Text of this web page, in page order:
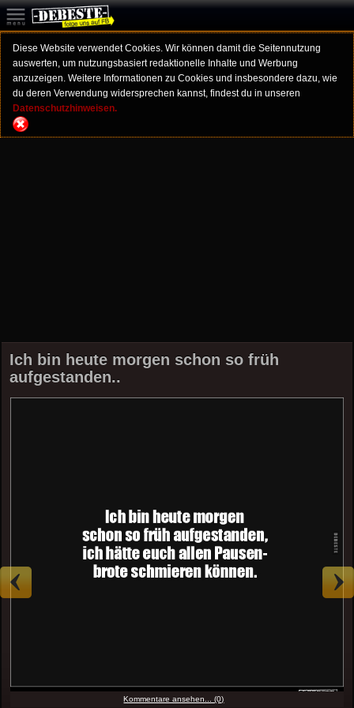
Diese Website verwendet Cookies. Wir können damit die Seitennutzung
auswerten, um nutzungsbasiert redaktionelle Inhalte und Werbung
anzuzeigen. Weitere Informationen zu Cookies und insbesondere dazu, wie
du deren Verwendung widersprechen kannst, findest du in unseren
Datenschutzhinweisen.
Ich bin heute morgen schon so früh
aufgestanden..
Kommentare ansehen... (0)